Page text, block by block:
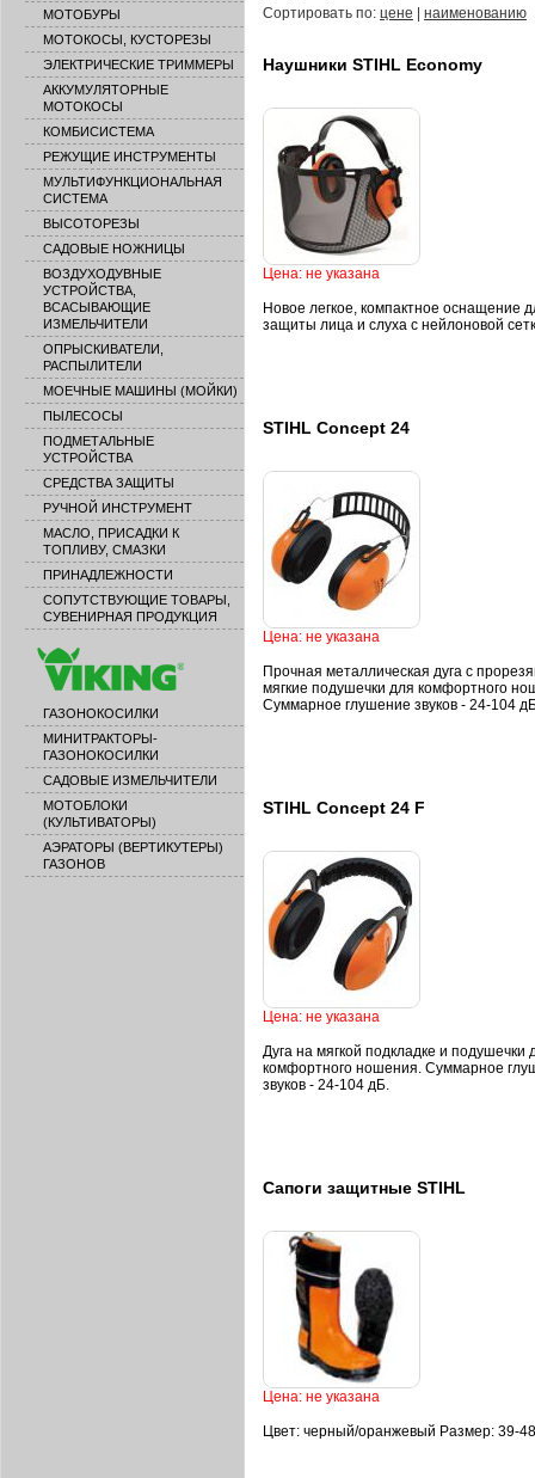
МОТОБУРЫ
МОТОКОСЫ, КУСТОРЕЗЫ
ЭЛЕКТРИЧЕСКИЕ ТРИММЕРЫ
АККУМУЛЯТОРНЫЕ
МОТОКОСЫ
КОМБИСИСТЕМА
РЕЖУЩИЕ ИНСТРУМЕНТЫ
МУЛЬТИФУНКЦИОНАЛЬНАЯ
СИСТЕМА
ВЫСОТОРЕЗЫ
САДОВЫЕ НОЖНИЦЫ
ВОЗДУХОДУВНЫЕ
УСТРОЙСТВА,
ВСАСЫВАЮЩИЕ
ИЗМЕЛЬЧИТЕЛИ
ОПРЫСКИВАТЕЛИ,
РАСПЫЛИТЕЛИ
МОЕЧНЫЕ МАШИНЫ (МОЙКИ)
ПЫЛЕСОСЫ
ПОДМЕТАЛЬНЫЕ
УСТРОЙСТВА
СРЕДСТВА ЗАЩИТЫ
РУЧНОЙ ИНСТРУМЕНТ
МАСЛО, ПРИСАДКИ К
ТОПЛИВУ, СМАЗКИ
ПРИНАДЛЕЖНОСТИ
СОПУТСТВУЮЩИЕ ТОВАРЫ,
СУВЕНИРНАЯ ПРОДУКЦИЯ
ГАЗОНОКОСИЛКИ
МИНИТРАКТОРЫ-
ГАЗОНОКОСИЛКИ
САДОВЫЕ ИЗМЕЛЬЧИТЕЛИ
МОТОБЛОКИ
(КУЛЬТИВАТОРЫ)
АЭРАТОРЫ (ВЕРТИКУТЕРЫ)
ГАЗОНОВ
Сортировать по: цене наименованию
Наушники STIHL Economy
Цена: не указана
Новое легкое, компактное оснащение
защиты лица и слуха с нейлоновой
STIHL Concept 24
Цена: не указана
Прочная металлическая дуга с
мягкие подушечки для комфортного
Суммарное глушение звуков - 24-104
STIHL Concept 24 F
Цена: не указана
Дуга на мягкой подкладке и подушечки
комфортного ношения. Суммарное
звуков - 24-104 дБ.
Сапоги защитные STIHL
Цена: не указана
Цвет: черный/оранжевый Размер: 39-48